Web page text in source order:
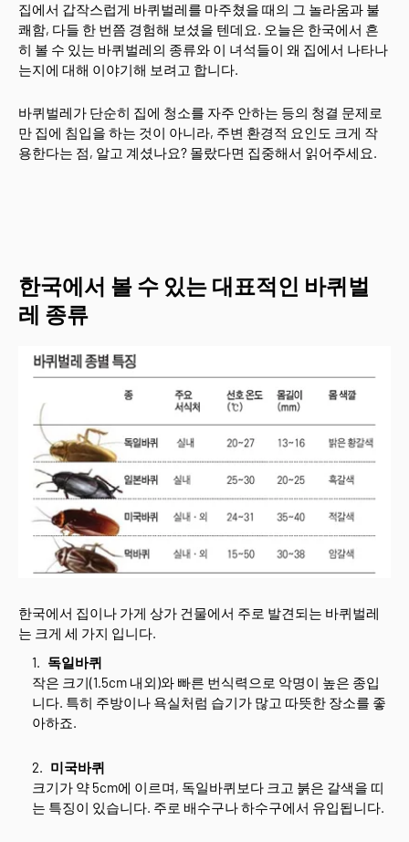
집에서 갑작스럽게 바퀴벌레를 마주쳤을 때의 그 놀라움과 불
쾌함, 다들 한 번쯤 경험해 보셨을 텐데요. 오늘은 한국에서 흔
히 볼 수 있는 바퀴벌레의 종류와 이 녀석들이 왜 집에서 나타나
는지에 대해 이야기해 보려고 합니다.
바퀴벌레가 단순히 집에 청소를 자주 안하는 등의 청결 문제로
만 집에 침입을 하는 것이 아니라, 주변 환경적 요인도 크게 작
용한다는 점, 알고 계셨나요? 몰랐다면 집중해서 읽어주세요.
한국에서 볼 수 있는 대표적인 바퀴벌
레 종류
한국에서 집이나 가게 상가 건물에서 주로 발견되는 바퀴벌레
는 크게 세 가지 입니다.
독일바퀴
작은 크기(1.5cm 내외)와 빠른 번식력으로 악명이 높은 종입
니다. 특히 주방이나 욕실처럼 습기가 많고 따뜻한 장소를 좋
아하죠.
미국바퀴
크기가 약 5cm에 이르며, 독일바퀴보다 크고 붉은 갈색을 띠
는 특징이 있습니다. 주로 배수구나 하수구에서 유입됩니다.